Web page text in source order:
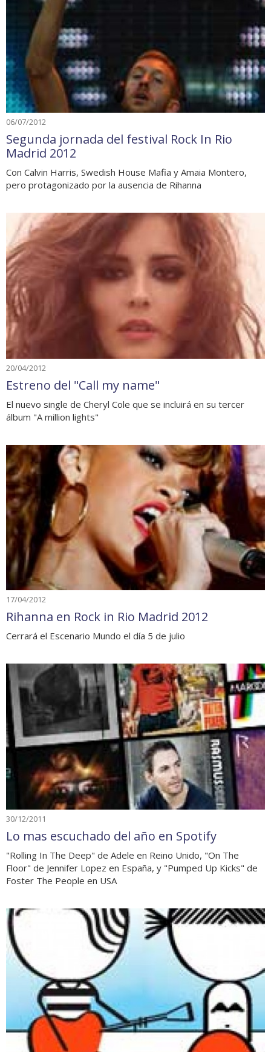
06/07/2012
Segunda jornada del festival Rock In Rio
Madrid 2012
Con Calvin Harris, Swedish House Mafia y Amaia Montero,
pero protagonizado por la ausencia de Rihanna
20/04/2012
Estreno del "Call my name"
El nuevo single de Cheryl Cole que se incluirá en su tercer
álbum "A million lights"
17/04/2012
Rihanna en Rock in Rio Madrid 2012
Cerrará el Escenario Mundo el día 5 de julio
30/12/2011
Lo mas escuchado del año en Spotify
"Rolling In The Deep" de Adele en Reino Unido, "On The
Floor" de Jennifer Lopez en España, y "Pumped Up Kicks" de
Foster The People en USA